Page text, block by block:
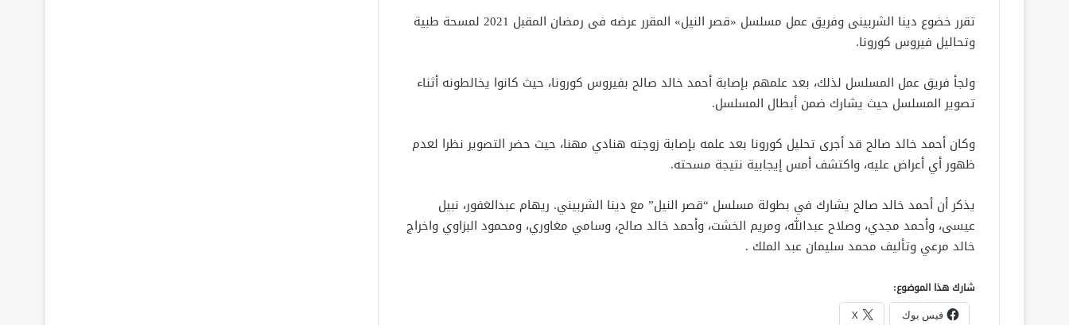
تقرر خضوع دينا الشربينى وفريق عمل مسلسل «قصر النيل» المقرر عرضه فى رمضان المقبل 2021 لمسحة طبية
وتحاليل فيروس كورونا.
ولجأ فريق عمل المسلسل لذلك، بعد علمهم بإصابة أحمد خالد صالح بفيروس كورونا، حيث كانوا يخالطونه أثناء
تصوير المسلسل حيث يشارك ضمن أبطال المسلسل.
وكان أحمد خالد صالح قد أجرى تحليل كورونا بعد علمه بإصابة زوجته هنادي مهنا، حيث حضر التصوير نظرا لعدم
ظهور أي أعراض عليه، واكتشف أمس إيجابية نتيجة مسحته.
يذكر أن أحمد خالد صالح يشارك في بطولة مسلسل “قصر النيل” مع دينا الشربيني. ريهام عبدالغفور، نبيل
عيسى، وأحمد مجدي، وصلاح عبدالله، ومريم الخشت، وأحمد خالد صالح، وسامي مغاوري، ومحمود البزاوي واخراج
خالد مرعي وتأليف محمد سليمان عبد الملك .
شارك هذا الموضوع:
فيس بوك X